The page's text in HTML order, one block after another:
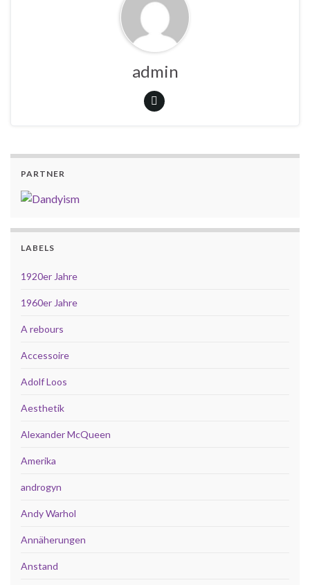
admin
PARTNER
LABELS
1920er Jahre
1960er Jahre
A rebours
Accessoire
Adolf Loos
Aesthetik
Alexander McQueen
Amerika
androgyn
Andy Warhol
Annäherungen
Anstand